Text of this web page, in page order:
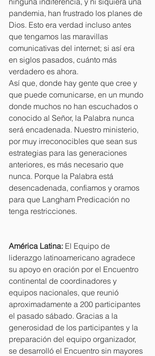
pandemia, han frustrado los planes de
Dios. Esto era verdad incluso antes
que tengamos las maravillas
comunicativas del internet; si así era
en siglos pasados, cuánto más
verdadero es ahora.
Así que, donde hay gente que cree y
que puede comunicarse, en un mundo
donde muchos no han escuchados o
conocido al Señor, la Palabra nunca
será encadenada. Nuestro ministerio,
por muy irreconocibles que sean sus
estrategias para las generaciones
anteriores, es más necesario que
nunca. Porque la Palabra está
desencadenada, confiamos y oramos
para que Langham Predicación no
tenga restricciones.
América Latina: El Equipo de
liderazgo latinoamericano agradece
su apoyo en oración por el Encuentro
continental de coordinadores y
equipos nacionales, que reunió
aproximadamente a 200 participantes
el pasado sábado. Gracias a la
generosidad de los participantes y la
preparación del equipo organizador,
se desarrolló el Encuentro sin mayores